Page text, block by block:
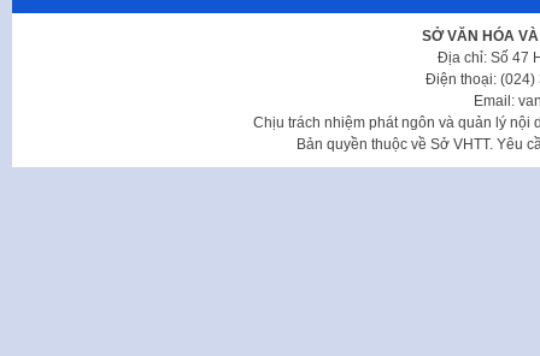
SỞ VĂN HÓA
Địa chỉ: Số 47
Điện thoại: (024)
Email:
Chịu trách nhiệm phát ngôn và quản lý nội
Bản quyền thuộc về Sở VHTT. Yêu